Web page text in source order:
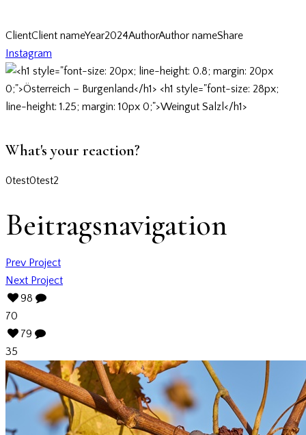
ClientClient nameYear2024AuthorAuthor nameShare
Instagram
What's your reaction?
0test0test2
Beitragsnavigation
Prev Project
Next Project
98
70
79
35